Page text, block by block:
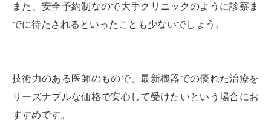
また、安全予約制なので大手クリニックのように診察ま
でに待たされるといったことも少ないでしょう。
技術力のある医師のもので、最新機器での優れた治療を
リーズナブルな価格で安心して受けたいという場合にお
すすめです。